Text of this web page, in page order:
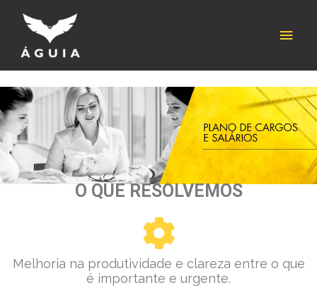
O QUE RESOLVEMOS
Melhoria na produtividade e clareza entre o que
é importante e urgente.